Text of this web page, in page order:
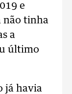
e
não tinha
a
último
já havia